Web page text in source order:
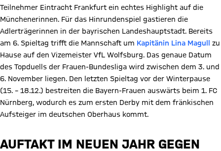
Teilnehmer Eintracht Frankfurt ein echtes Highlight auf die
Münchenerinnen. Für das Hinrundenspiel gastieren die
Adlerträgerinnen in der bayrischen Landeshauptstadt. Bereits
am 6. Spieltag trifft die Mannschaft um Kapitänin Lina Magull
zu
Hause auf den Vizemeister VfL Wolfsburg. Das genaue Datum
des Topduells der Frauen-Bundesliga wird zwischen dem 3. und
6. November liegen. Den letzten Spieltag vor der Winterpause
(15. – 18.12.) bestreiten die Bayern-Frauen auswärts beim 1. FC
Nürnberg, wodurch es zum ersten Derby mit dem fränkischen
Aufsteiger im deutschen Oberhaus kommt.
AUFTAKT IM NEUEN JAHR GEGEN